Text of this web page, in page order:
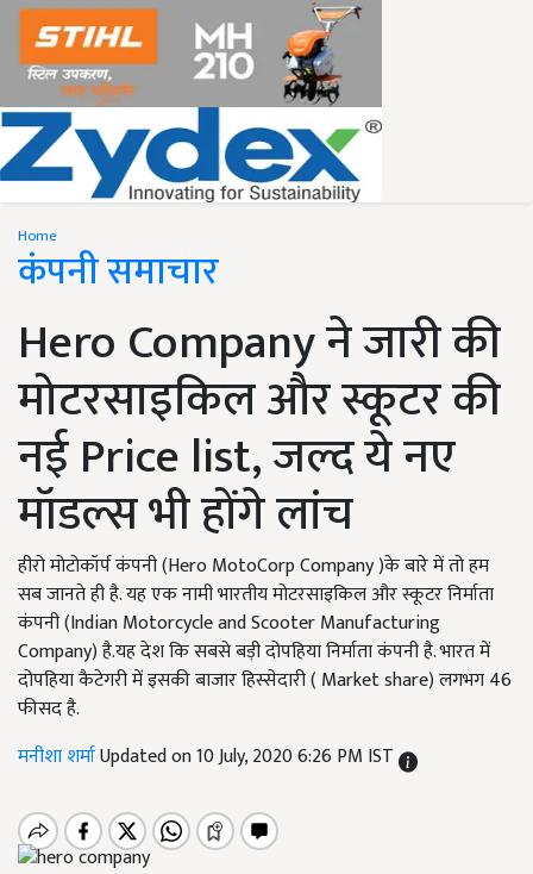
Home
कंपनी समाचार
Hero Company ने जारी की
मोटरसाइकिल और स्कूटर की
नई Price list, जल्द ये नए
मॉडल्स भी होंगे लांच
हीरो मोटोकॉर्प कंपनी (Hero MotoCorp Company )के बारे में तो हम
सब जानते ही है. यह एक नामी भारतीय मोटरसाइकिल और स्कूटर निर्माता
कंपनी (Indian Motorcycle and Scooter Manufacturing
Company) है.यह देश कि सबसे बड़ी दोपहिया निर्माता कंपनी है. भारत में
दोपहिया कैटेगरी में इसकी बाजार हिस्सेदारी ( Market share) लगभग 46
फीसद है.
मनीशा शर्माUpdated on 10 July, 2020 6:26 PM IST